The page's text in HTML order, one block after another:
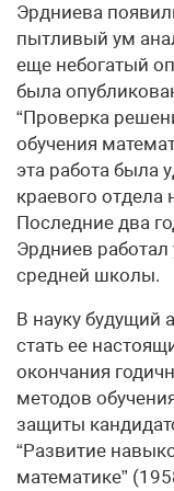
Эрдниева
пытливый ум
еще небогатый
была
“Проверка
обучения
эта работа была
краевого отдела
Последние два
Эрдниев
средней школы.
В науку будущий
стать ее
окончания
методов
защиты
“Развитие
математике”